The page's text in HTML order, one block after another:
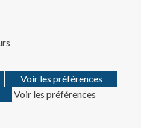
Voir les préférences
Voir les préférences